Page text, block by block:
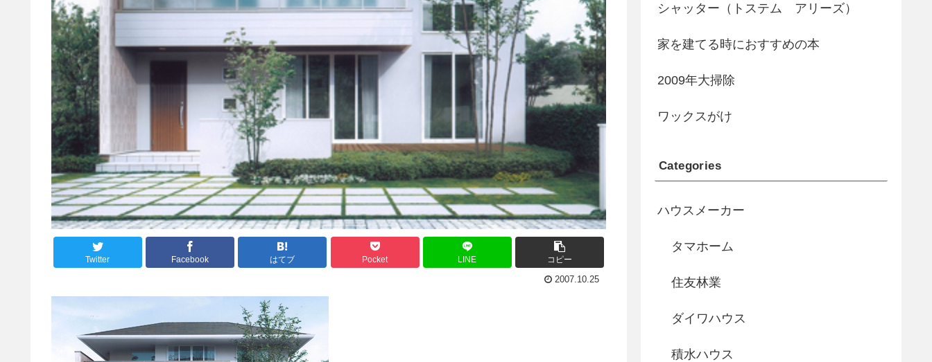
Twitter Facebook はてブ Pocket LINE コピー
2007.10.25
シャッター（トステム アリーズ）
家を建てる時におすすめの本
2009年大掃除
ワックスがけ
Categories
ハウスメーカー
タマホーム
住友林業
ダイワハウス
積水ハウス